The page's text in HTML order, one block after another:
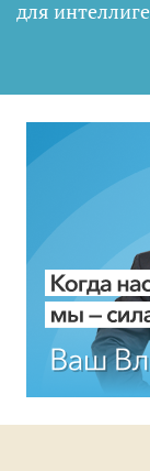
для